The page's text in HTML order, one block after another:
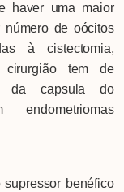
haver uma maior
número de oócitos
à cistectomia,
cirurgião tem de
da capsula do
endometriomas
benéfico